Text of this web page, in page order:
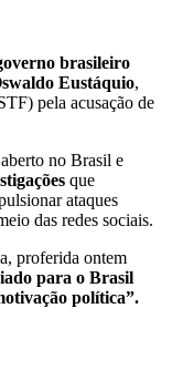
brasileiro
Eustáquio,
pela acusação de
no Brasil e
que
ataques
das redes sociais.
proferida ontem
para o Brasil
política”.